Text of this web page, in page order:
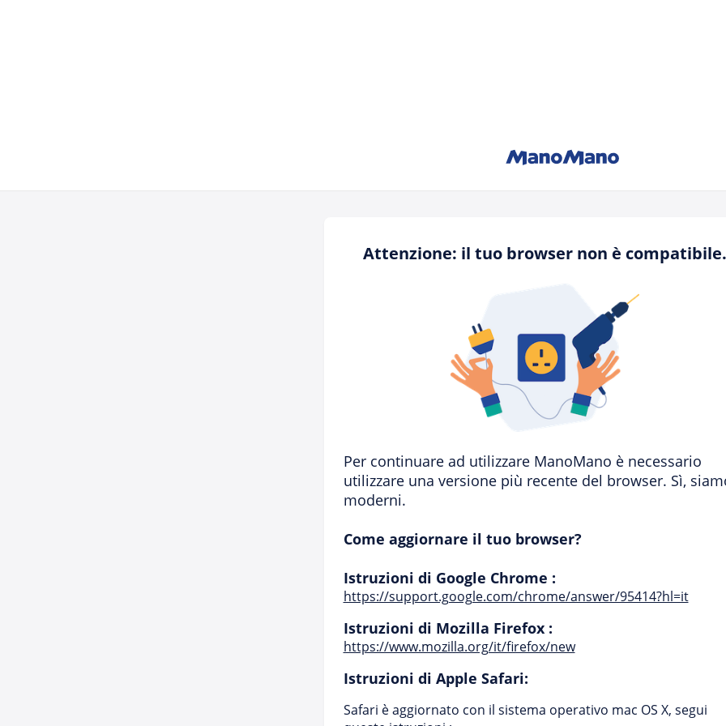
Attenzione: il tuo browser non è compatibile.
Per continuare ad utilizzare ManoMano è necessario
utilizzare una versione più recente del browser. Sì,
moderni.
Come aggiornare il tuo browser?
Istruzioni di Google Chrome :
https://support.google.com/chrome/answer/95414?hl=it
Istruzioni di Mozilla Firefox :
https://www.mozilla.org/it/firefox/new
Istruzioni di Apple Safari:
Safari è aggiornato con il sistema operativo mac OS X, segui